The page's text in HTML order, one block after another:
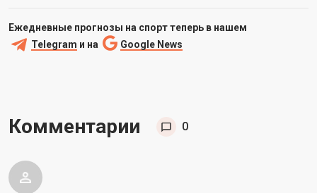
Ежедневные прогнозы на спорт теперь в нашем
Telegram и на Google News
Комментарии 0